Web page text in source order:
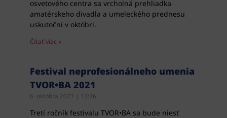
osvetového centra sa vrcholná prehliadka
amatérskeho divadla a umeleckého prednesu
uskutoční v októbri.
Čítať viac »
Festival neprofesionálneho umenia
TVOR•BA 2021
6. októbra 2021 13:36
Tretí ročník festivalu TVOR•BA sa bude niesť